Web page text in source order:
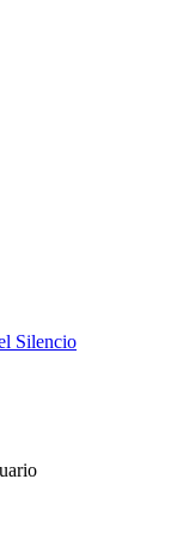
Silencio